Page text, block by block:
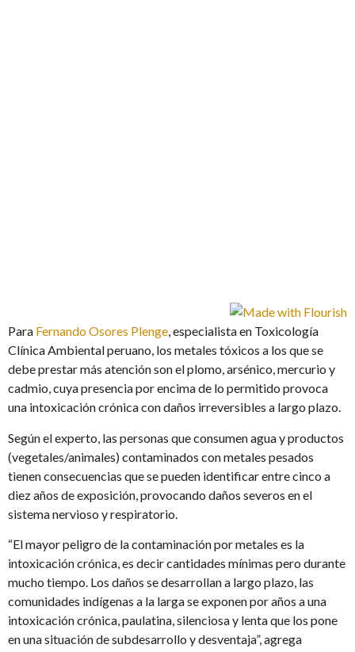
Para Fernando Osores Plenge, especialista en Toxicología
Clínica Ambiental peruano, los metales tóxicos a los que se
debe prestar más atención son el plomo, arsénico, mercurio y
cadmio, cuya presencia por encima de lo permitido provoca
una intoxicación crónica con daños irreversibles a largo plazo.
Según el experto, las personas que consumen agua y productos
(vegetales/animales) contaminados con metales pesados
tienen consecuencias que se pueden identificar entre cinco a
diez años de exposición, provocando daños severos en el
sistema nervioso y respiratorio.
“El mayor peligro de la contaminación por metales es la
intoxicación crónica, es decir cantidades mínimas pero durante
mucho tiempo. Los daños se desarrollan a largo plazo, las
comunidades indígenas a la larga se exponen por años a una
intoxicación crónica, paulatina, silenciosa y lenta que los pone
en una situación de subdesarrollo y desventaja”, agrega